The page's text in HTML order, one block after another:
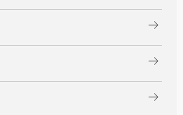
arrow_right_alt
arrow_right_alt
arrow_right_alt